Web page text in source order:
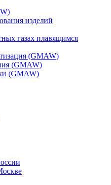
изделий
газах плавящимся
(GMAW)
(GMAW)
(GMAW)